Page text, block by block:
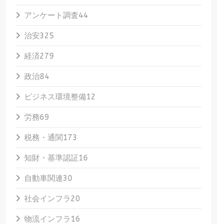
アンケート調査44
治安325
経済279
政治84
ビジネス環境整備12
労務69
税務・通関173
知財・基準認証16
自動車関連30
社会インフラ20
物流インフラ16